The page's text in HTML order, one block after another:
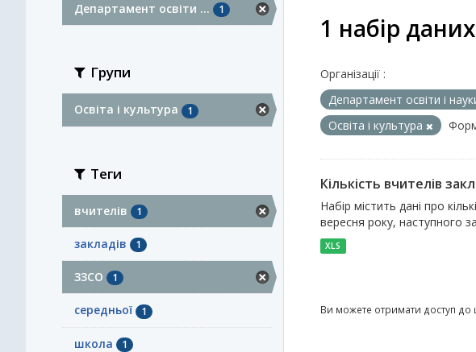
Департамент освіти ... 1
Групи
Освіта і культура 1
Теги
вчителів 1
закладів 1
ЗЗСО 1
середньої 1
школа 1
1 набір
Організації :
Департамент освіти і
Освіта і культура
Кількість вчителів
Набір містить дані про
вересня року, наступного
XLS
Ви можете отримати доступ до